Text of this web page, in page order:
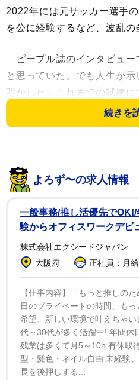
2022年には元サッカー選手
を公に経験するなど、波乱の
ピープル誌のインタビュー
と思っていた。でも人生が
明かした。これまでの試練
経験の裏には必ず学びがあ
え感謝しなければならない
一方で、世界的成功を収め
ず、若い頃にはもっと自信
じませる。2児の母でもある
分には、もっと楽しんで、
い」と振り返り、「年齢を
しい」と語った。
続きを
よろず〜の求人情報
一般事務/推し活優先で
験からオフィスワークデビ
株式会社エクシードジャパン
大阪府
正社員：月
【仕事内容】「もっと推しの
日のプライベートの時間、も
希望、新しい環境で叶えちゃ
代～30代が多く活躍中! 年間休
残業は多くて月5～10h 有休取
型・髪色・ネイル自由 未経験
長を後押しする...